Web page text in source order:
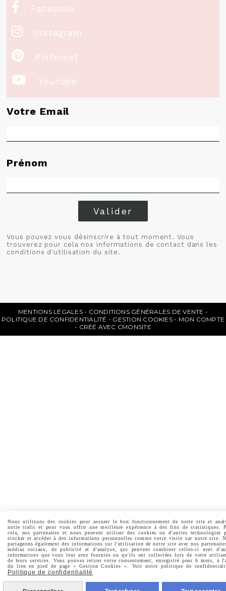
 Facebook
 Instagram
 Pinterest
 Youtube
Votre Email
Prénom
Valider
Vous pouvez vous désinscrire à tout moment. Vous
trouverez pour cela nos informations de contact dans les
conditions d'utilisation du site.
MENTIONS LÉGALES
CONDITIONS GÉNÉRALES DE VENTE
POLITIQUE DE CONFIDENTIALITÉ
GESTION COOKIES
MON COMPTE
CRÉÉ AVEC CMONSITE
Nous utilisons des cookies pour assurer le bon fonctionnement de notre site et
notre trafic et pour vous offrir une meilleure expérience à des fins de statistiques.
cela, nos partenaires et nous peuvent utiliser des cookies ou d'autres technologies
stocker et accéder à des informations personnelles comme votre visite sur notre site.
partageons également des informations sur l'utilisation de notre site avec nos
médias sociaux, de publicité et d'analyse, qui peuvent combiner celles-ci avec
informations que vous leur avez fournies ou qu'ils ont collectées lors de votre
de leurs services. Vous pouvez retirer votre consentement, enregistré pour 6 mois, à
du lien en pied de page « Gestion Cookies ». Voir notre politique de
Politique de confidentialité